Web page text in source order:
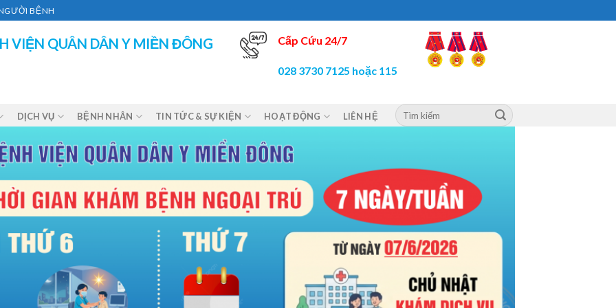
BỆNH
VIỆN QUÂN DÂN Y MIỀN ĐÔNG Cấp Cứu 24/7
028 3730 7125 hoặc 115
DỊCH VỤ BỆNH NHÂN TIN TỨC & SỰ KIỆN HOẠT ĐỘNG LIÊN HỆ